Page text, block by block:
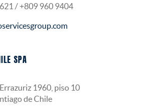
/ +809 960 9404
SPA
1960, piso 10
de Chile